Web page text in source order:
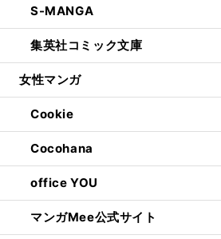
S-MANGA
集英社コミック文庫
女性マンガ
Cookie
Cocohana
office YOU
マンガMee公式サイト